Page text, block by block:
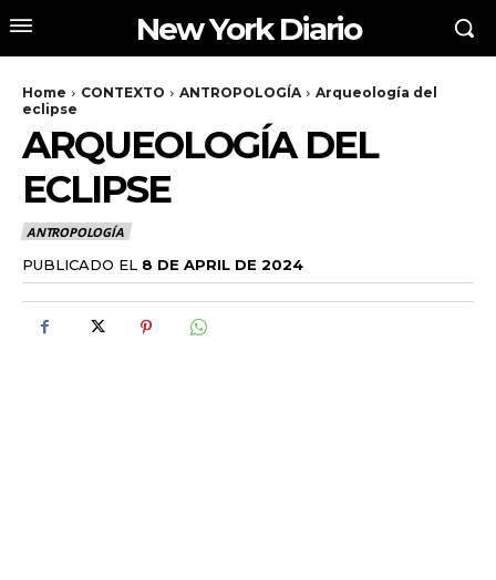
New York Diario
Home CONTEXTO ANTROPOLOGÍA
Arqueología del
eclipse
ARQUEOLOGÍA DEL
ECLIPSE
ANTROPOLOGÍA
PUBLICADO EL 8 DE APRIL DE 2024